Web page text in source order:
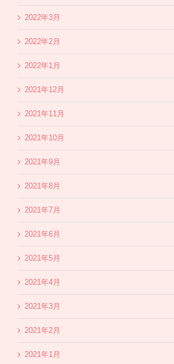
2022年3月
2022年2月
2022年1月
2021年12月
2021年11月
2021年10月
2021年9月
2021年8月
2021年7月
2021年6月
2021年5月
2021年4月
2021年3月
2021年2月
2021年1月